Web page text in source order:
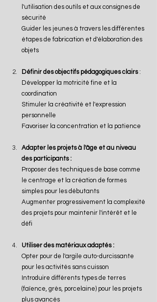
l'utilisation des outils et aux consignes de
sécurité
Guider les jeunes à travers les différentes
étapes de fabrication et d'élaboration des
objets
Définir des objectifs pédagogiques clairs :
Développer la motricité fine et la
coordination
Stimuler la créativité et l'expression
personnelle
Favoriser la concentration et la patience
Adapter les projets à l'âge et au niveau
des participants :
Proposer des techniques de base comme
le centrage et la création de formes
simples pour les débutants
Augmenter progressivement la complexité
des projets pour maintenir l'intérêt et le
défi
Utiliser des matériaux adaptés :
Opter pour de l'argile auto-durcissante
pour les activités sans cuisson
Introduire différents types de terres
(faïence, grès, porcelaine) pour les projets
plus avancés